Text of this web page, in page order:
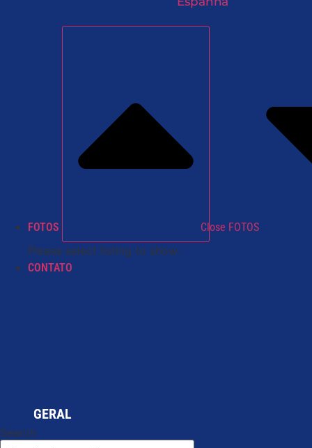
FOTOS Close FOTOS
Please select listing to show.
CONTATO
GERAL
Search